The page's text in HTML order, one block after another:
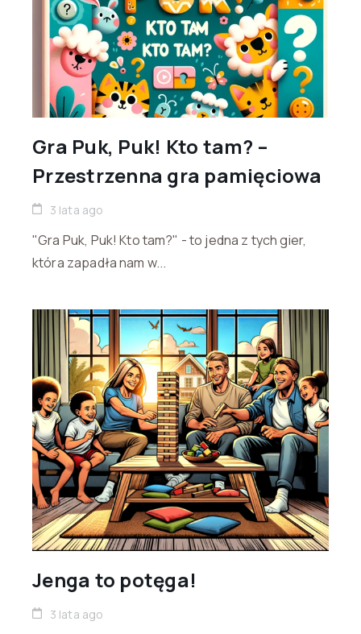
Gra Puk, Puk! Kto tam? –
Przestrzenna gra pamięciowa
3 lata ago
"Gra Puk, Puk! Kto tam?" - to jedna z tych gier,
która zapadła nam w...
Jenga to potęga!
3 lata ago